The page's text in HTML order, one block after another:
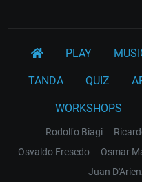
PLAY
TANDA QUIZ
WORKSHOPS
Rodolfo Biagi
Osvaldo Fresedo
Osmar
Juan